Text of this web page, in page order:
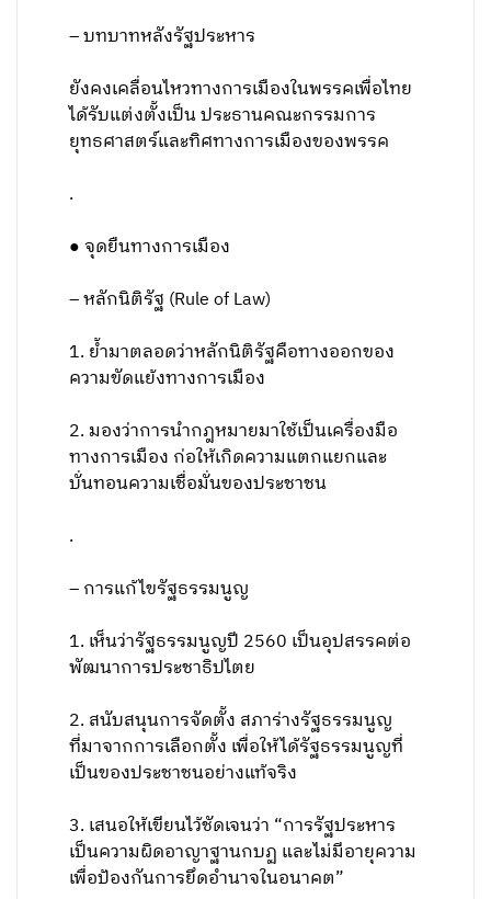
– บทบาทหลังรัฐประหาร
ยังคงเคลื่อนไหวทางการเมืองในพรรคเพื่อไทย
ได้รับแต่งตั้งเป็น ประธานคณะกรรมการ
ยุทธศาสตร์และทิศทางการเมืองของพรรค
.
● จุดยืนทางการเมือง
– หลักนิติรัฐ (Rule of Law)
1. ย้ำมาตลอดว่าหลักนิติรัฐคือทางออกของ
ความขัดแย้งทางการเมือง
2. มองว่าการนำกฎหมายมาใช้เป็นเครื่องมือ
ทางการเมือง ก่อให้เกิดความแตกแยกและ
บั่นทอนความเชื่อมั่นของประชาชน
.
– การแก้ไขรัฐธรรมนูญ
1. เห็นว่ารัฐธรรมนูญปี 2560 เป็นอุปสรรคต่อ
พัฒนาการประชาธิปไตย
2. สนับสนุนการจัดตั้ง สภาร่างรัฐธรรมนูญ
ที่มาจากการเลือกตั้ง เพื่อให้ได้รัฐธรรมนูญที่
เป็นของประชาชนอย่างแท้จริง
3. เสนอให้เขียนไว้ชัดเจนว่า “การรัฐประหาร
เป็นความผิดอาญาฐานกบฏ และไม่มีอายุความ
เพื่อป้องกันการยึดอำนาจในอนาคต”